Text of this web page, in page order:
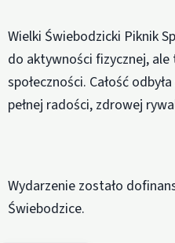
Wielki Świebodzicki Piknik
do aktywności fizycznej,
społeczności. Całość
pełnej radości, zdrowej
Wydarzenie zostało
Świebodzice.